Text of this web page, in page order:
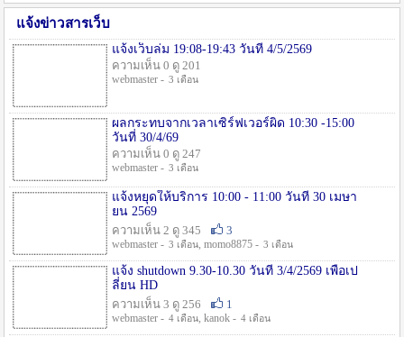
แจ้งข่าวสารเว็บ
แจ้งเว็บล่ม 19:08-19:43 วันที่ 4/5/2569
ความเห็น 0 ดู 201
webmaster - 3 เดือน
ผลกระทบจากเวลาเซิร์ฟเวอร์ผิด 10:30 -15:00
วันที่ 30/4/69
ความเห็น 0 ดู 247
webmaster - 3 เดือน
แจ้งหยุดให้บริการ 10:00 - 11:00 วันที่ 30 เมษา
ยน 2569
ความเห็น 2 ดู 345
3
webmaster - 3 เดือน, momo8875 - 3 เดือน
แจ้ง shutdown 9.30-10.30 วันที่ 3/4/2569 เพื่อเป
ลี่ยน HD
ความเห็น 3 ดู 256
1
webmaster - 4 เดือน, kanok - 4 เดือน